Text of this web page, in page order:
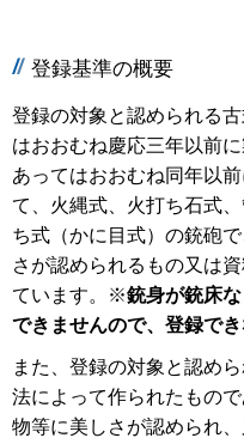
登録基準の概要
登録の対象と認められる
はおおむね慶応三年以前
あってはおおむね同年以
て、火縄式、火打ち石式
ち式（かに目式）の銃砲
さが認められるもの又は
ています。※銃身が銃床
できませんので、登録でき
また、登録の対象と認め
法によって作られたもの
物等に美しさが認められ